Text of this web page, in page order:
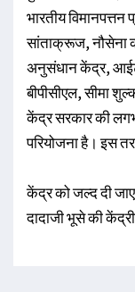
भारतीय
सांताक्रूज, नौसेना
अनुसंधान केंद्र,
बीपीसीएल, सीमा
केंद्र सरकार की
परियोजना है। इस
केंद्र को जल्द दी जाए
दादाजी भूसे की